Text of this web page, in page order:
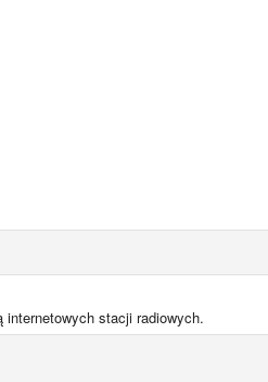
stacji radiowych.